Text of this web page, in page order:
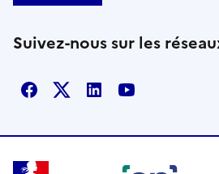
Suivez-nous sur les
Facebook
X LinkedinYoutube